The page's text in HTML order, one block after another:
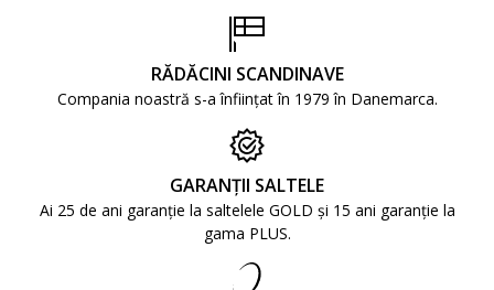
RĂDĂCINI SCANDINAVE
Compania noastră s-a înființat în 1979 în Danemarca.
GARANȚII SALTELE
Ai 25 de ani garanție la saltelele GOLD și 15 ani garanție la
gama PLUS.